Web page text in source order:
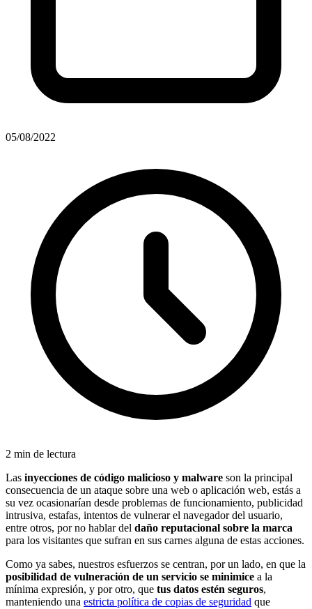
05/08/2022
2 min de lectura
Las inyecciones de código malicioso y malware son la principal
consecuencia de un ataque sobre una web o aplicación web, estás a
su vez ocasionarían desde problemas de funcionamiento, publicidad
intrusiva, estafas, intentos de vulnerar el navegador del usuario,
entre otros, por no hablar del daño reputacional sobre la marca
para los visitantes que sufran en sus carnes alguna de estas acciones.
Como ya sabes, nuestros esfuerzos se centran, por un lado, en que la
posibilidad de vulneración de un servicio se minimice a la
mínima expresión, y por otro, que tus datos estén seguros,
manteniendo una estricta política de copias de seguridad que